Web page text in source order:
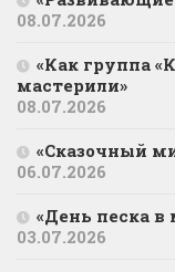
08.07.2026
«Как группа
мастерили»
08.07.2026
«Сказочный
06.07.2026
«День песка
03.07.2026